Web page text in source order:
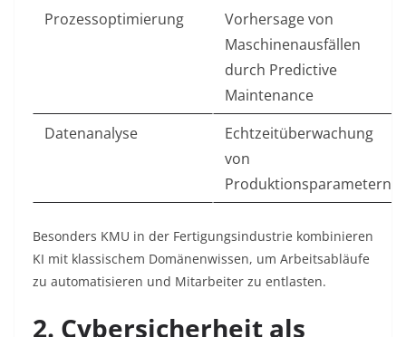
Prozessoptimierung
Vorhersage von
Maschinenausfällen
durch Predictive
Maintenance
Datenanalyse
Echtzeitüberwachung
von
Produktionsparametern
Besonders KMU in der Fertigungsindustrie kombinieren
KI mit klassischem Domänenwissen, um Arbeitsabläufe
zu automatisieren und Mitarbeiter zu entlasten.
2. Cybersicherheit als